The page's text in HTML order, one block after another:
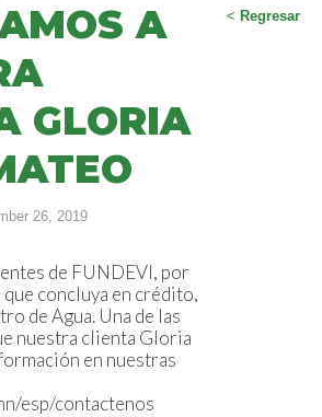
< Regresar
A
GLORIA
26, 2019
de FUNDEVI, por
concluya en crédito,
de Agua. Una de las
nuestra clienta Gloria
en nuestras
esp/contactenos